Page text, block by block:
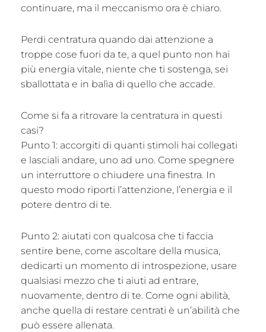
continuare, ma il meccanismo ora è chiaro.
Perdi centratura quando dai attenzione a
troppe cose fuori da te, a quel punto non hai
più energia vitale, niente che ti sostenga, sei
sballottata e in balìa di quello che accade.
Come si fa a ritrovare la centratura in questi
casi?
Punto 1: accorgiti di quanti stimoli hai collegati
e lasciali andare, uno ad uno. Come spegnere
un interruttore o chiudere una finestra. In
questo modo riporti l’attenzione, l’energia e il
potere dentro di te.
Punto 2: aiutati con qualcosa che ti faccia
sentire bene, come ascoltare della musica,
dedicarti un momento di introspezione, usare
qualsiasi mezzo che ti aiuti ad entrare,
nuovamente, dentro di te. Come ogni abilità,
anche quella di restare centrati è un’abilità che
può essere allenata.